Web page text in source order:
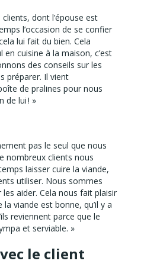
clients, dont l’épouse est
l’occasion de se confier
lui fait du bien. Cela
en cuisine à la maison, c’est
des conseils sur les
préparer. Il vient
de pralines pour nous
de lui ! »
pas le seul que nous
nombreux clients nous
laisser cuire la viande,
utiliser. Nous sommes
aider. Cela nous fait plaisir
viande est bonne, qu’il y a
reviennent parce que le
et serviable. »
le client